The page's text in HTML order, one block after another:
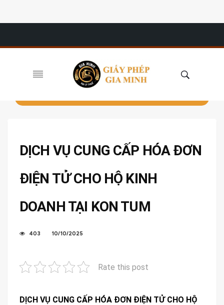
DỊCH VỤ CUNG CẤP HÓA ĐƠN
ĐIỆN TỬ CHO HỘ KINH
DOANH TẠI KON TUM
403 10/10/2025
Rate this post
DỊCH VỤ CUNG CẤP HÓA ĐƠN ĐIỆN TỬ CHO HỘ